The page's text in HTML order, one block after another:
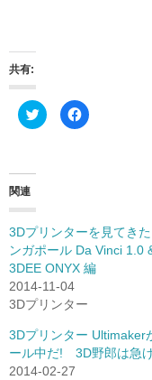
共有:
ク
リ
し
い
ウ
ィ
ン
ド
ウ
で
き
ま
す)
Facebook
で
ク
し
て
く
だ
(新
い
ウ
ィ
ン
関連
3Dプリンターを見てき
ンガポール Da Vinci 1.0
3DEE ONYX 編
2014-11-04
3Dプリンター
3Dプリンター Ultimaker
ール中だ! 3D野郎は急
2014-02-27